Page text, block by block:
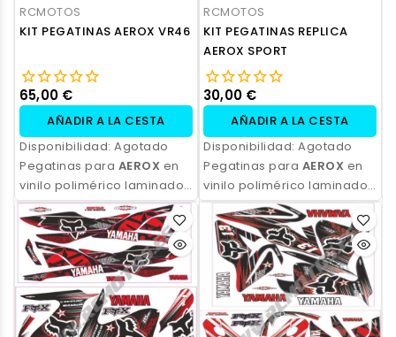
RCMOTOS
KIT PEGATINAS AEROX VR46
65,00 €
AÑADIR A LA CESTA
Disponibilidad: Agotado
Pegatinas para AEROX en
vinilo polimérico laminado,
impresas con tinta
ecosolvente. Alta
resistencia, acabado
profesional y opción de
personalización.
RCMOTOS
KIT PEGATINAS REPLICA
AEROX SPORT
30,00 €
AÑADIR A LA CESTA
Disponibilidad: Agotado
Pegatinas para AEROX en
vinilo polimérico laminado,
impresas con tinta
ecosolvente. Alta
resistencia, acabado
profesional y opción de
personalización.